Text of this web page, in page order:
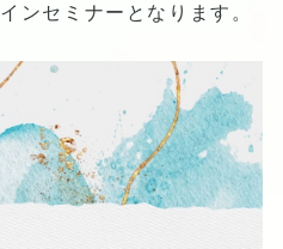
ンセミナーとなります。